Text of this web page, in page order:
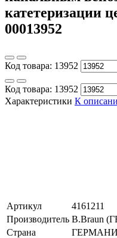
катетеризации
00013952
Код товара: 13952
Код товара: 13952
Характеристики К
Артикул
4161211
Производитель B.Braun
Страна